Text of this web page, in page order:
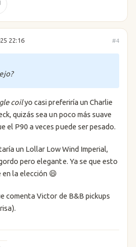
22:16 #4
coilyo casi preferiría un Charlie
quizás sea un poco más suave
el P90 a veces puede ser pesado.
un Lollar Low Wind Imperial,
pero elegante. Ya se que esto
la elección 😄
comenta Victor de B&B pickups